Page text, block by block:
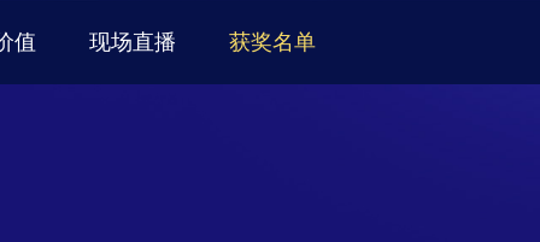
值 现场直播 获奖名单